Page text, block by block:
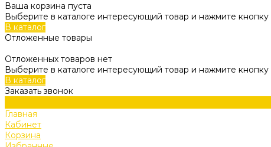
Ваша корзина пуста
Выберите в каталоге интересующий товар и нажмите кнопку
В каталог
Отложенные товары
Отложенных товаров нет
Выберите в каталоге интересующий товар и нажмите
В каталог
Заказать звонок
Главная
Кабинет
Корзина